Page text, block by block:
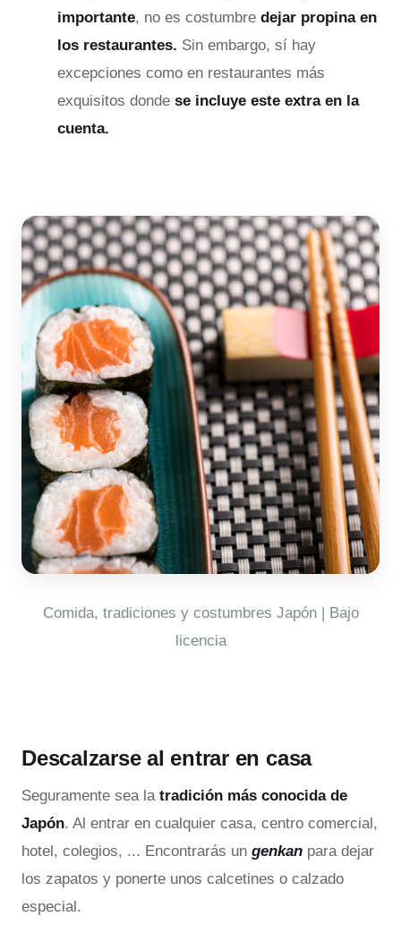
importante, no es costumbre dejar propina en
los restaurantes. Sin embargo, sí hay
excepciones como en restaurantes más
exquisitos donde se incluye este extra en la
cuenta.
Comida, tradiciones y costumbres Japón | Bajo
licencia
Descalzarse al entrar en casa
Seguramente sea latradición más conocida de
Japón. Al entrar en cualquier casa, centro comercial,
hotel, colegios, ... Encontrarás un genkan para dejar
los zapatos y ponerte unos calcetines o calzado
especial.